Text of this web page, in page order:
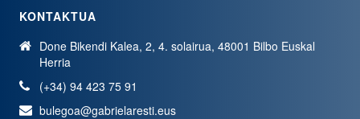
KONTAKTUA
Done Bikendi Kalea, 2, 4. solairua, 48001 Bilbo Euskal
Herria
(+34) 94 423 75 91
bulegoa@gabrielaresti.eus